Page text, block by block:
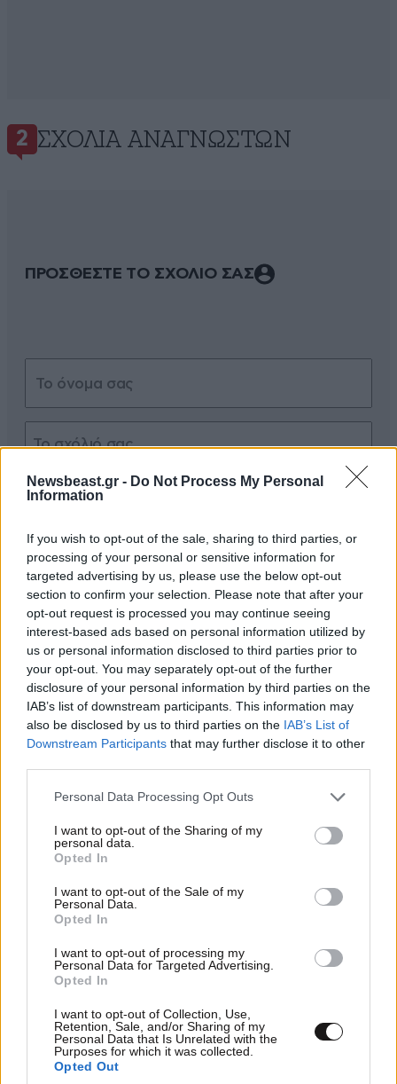
Newsbeast.gr - Do Not Process My Personal
Information
If you wish to opt-out of the sale, sharing to third parties, or
processing of your personal or sensitive information for
targeted advertising by us, please use the below opt-out
section to confirm your selection. Please note that after your
opt-out request is processed you may continue seeing
interest-based ads based on personal information utilized by
us or personal information disclosed to third parties prior to
your opt-out. You may separately opt-out of the further
disclosure of your personal information by third parties on the
IAB’s list of downstream participants. This information may
also be disclosed by us to third parties on the IAB’s List of
Downstream Participants that may further disclose it to other
Please note that this website/app uses one or more Google
not limited to your visit or usage behaviour. You may click to
grant or deny consent to Google and its third-party tags to
use your data for below specified purposes in below Google
consent section.
Personal Data Processing Opt Outs
I want to opt-out of the Sharing of my
personal data.
Opted In
I want to opt-out of the Sale of my
Personal Data.
Opted In
I want to opt-out of processing my
Personal Data for Targeted Advertising.
Opted In
I want to opt-out of Collection, Use,
Retention, Sale, and/or Sharing of my
Personal Data that Is Unrelated with the
Purposes for which it was collected.
Opted Out
2 ΣΧΌΛΙΑ ΑΝΑΓΝΩΣΤΏΝ
ΠΡΟΣΘΕΣΤΕ ΤΟ ΣΧΟΛΙΟ ΣΑΣ
Xαρακτήρες: 0/1000
ΠΡΟΣΘΗΚΗ
ήρθαν 09·06·2026 21:34
από την σοβιετία τους προσέλαβε το πασοκ στην
Ολυμπιακή και έχουν εκτοπίσει αυτούς που δούλευαν
από την εποχή του Ωνάση και προβάλουν σαν